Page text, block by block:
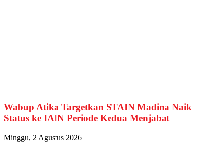
Wabup Atika Targetkan STAIN Madina Naik
Status ke IAIN Periode Kedua Menjabat
Minggu, 2 Agustus 2026